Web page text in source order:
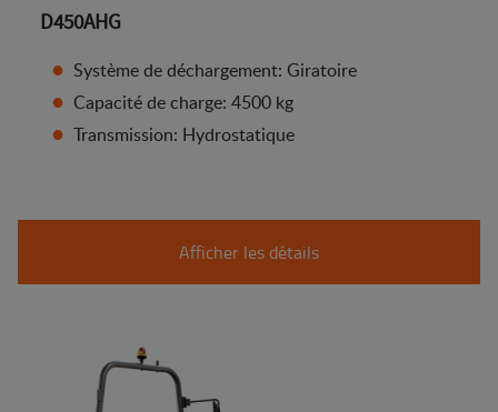
D450AHG
Système de déchargement: Giratoire
Capacité de charge: 4500 kg
Transmission: Hydrostatique
Afficher les détails